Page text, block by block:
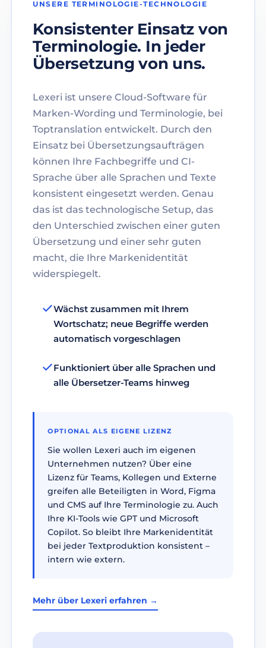
UNSERE TERMINOLOGIE-TECHNOLOGIE
Konsistenter Einsatz von
Terminologie. In jeder
Übersetzung von uns.
Lexeri ist unsere Cloud-Software für
Marken-Wording und Terminologie, bei
Toptranslation entwickelt. Durch den
Einsatz bei Übersetzungsaufträgen
können Ihre Fachbegriffe und CI-
Sprache über alle Sprachen und Texte
konsistent eingesetzt werden. Genau
das ist das technologische Setup, das
den Unterschied zwischen einer guten
Übersetzung und einer sehr guten
macht, die Ihre Markenidentität
widerspiegelt.
Wächst zusammen mit Ihrem
Wortschatz; neue Begriffe werden
automatisch vorgeschlagen
Funktioniert über alle Sprachen und
alle Übersetzer-Teams hinweg
OPTIONAL ALS EIGENE LIZENZ
Sie wollen Lexeri auch im eigenen
Unternehmen nutzen? Über eine
Lizenz für Teams, Kollegen und Externe
greifen alle Beteiligten in Word, Figma
und CMS auf Ihre Terminologie zu. Auch
Ihre KI-Tools wie GPT und Microsoft
Copilot. So bleibt Ihre Markenidentität
bei jeder Textproduktion konsistent –
intern wie extern.
Mehr über Lexeri erfahren →